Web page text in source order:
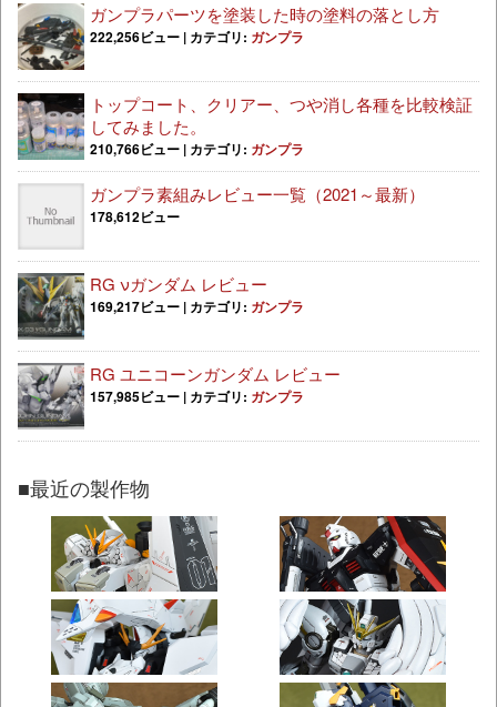
ガンプラパーツを塗装した時の塗料の落とし方
222,256ビュー | カテゴリ: ガンプラ
トップコート、クリアー、つや消し各種を比較検証
してみました。
210,766ビュー | カテゴリ: ガンプラ
ガンプラ素組みレビュー一覧（2021～最新）
178,612ビュー
RG νガンダム レビュー
169,217ビュー | カテゴリ: ガンプラ
RG ユニコーンガンダム レビュー
157,985ビュー | カテゴリ: ガンプラ
■最近の製作物